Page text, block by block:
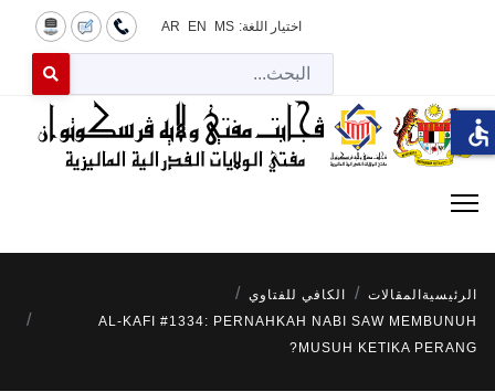
اختيار اللغة: MS
EN
AR
for results.
الرئيسية المقالات
الكافي للفتاوي
AL-KAFI #1334: PERNAHKAH NABI SAW MEMBUNUH
MUSUH KETIKA PERANG?
accessible